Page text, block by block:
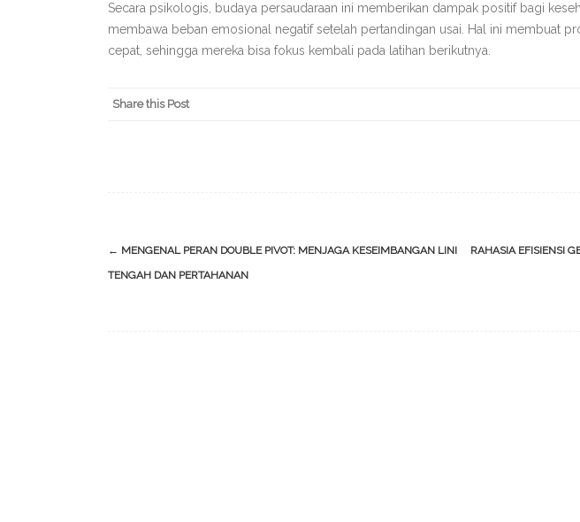
Secara psikologis, budaya persaudaraan ini memberikan dampak positif bagi
membawa beban emosional negatif setelah pertandingan usai. Hal ini membuat
cepat, sehingga mereka bisa fokus kembali pada latihan berikutnya.
Share this Post
Post
navigation
← MENGENAL PERAN DOUBLE PIVOT: MENJAGA KESEIMBANGAN LINI
TENGAH DAN PERTAHANAN
RAHASIA EFISIENSI